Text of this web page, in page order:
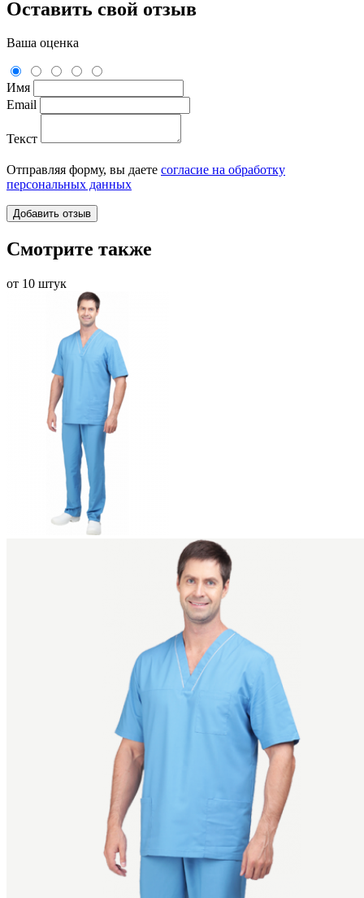
Оставить свой отзыв
Ваша оценка
Имя
Email
Текст
Отправляя форму, вы даете согласие на обработку
персональных данных
Смотрите также
от 10 штук